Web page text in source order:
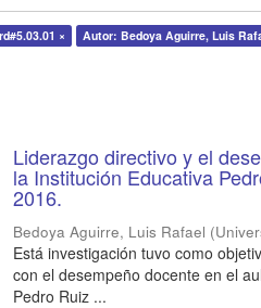
× Autor: Bedoya Aguirre, Luis
Liderazgo directivo y el
la Institución Educativa
2016.
Bedoya Aguirre, Luis Rafael (
Está investigación tuvo como
con el desempeño docente en el
Pedro Ruiz ...